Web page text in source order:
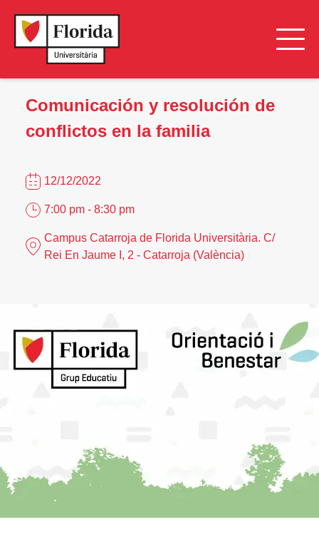
Comunicación y resolución de
conflictos en la familia
12/12/2022
7:00 pm - 8:30 pm
Campus Catarroja de Florida Universitària. C/
Rei En Jaume I, 2 - Catarroja (València)